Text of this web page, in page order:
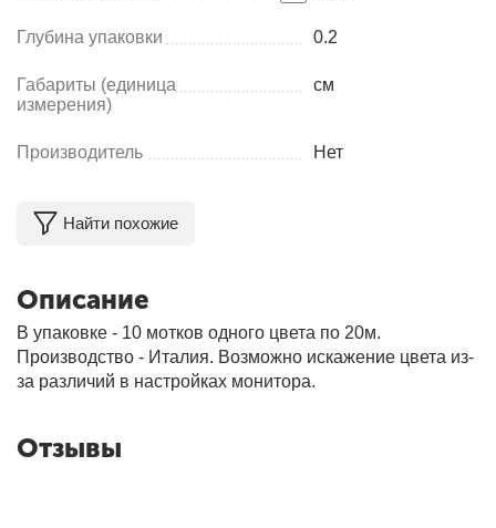
Глубина упаковки 0.2
Габариты (единица
измерения)
см
Производитель Нет
Найти похожие
Описание
В упаковке - 10 мотков одного цвета по 20м.
Производство - Италия. Возможно искажение цвета из-
за различий в настройках монитора.
Отзывы